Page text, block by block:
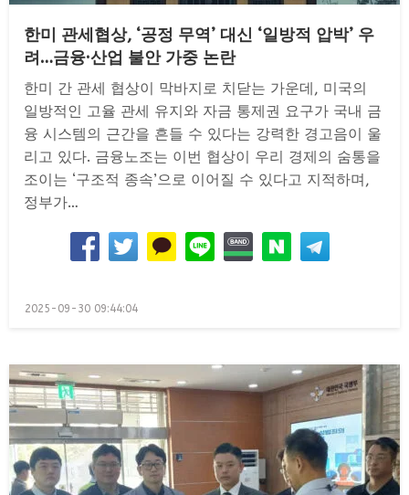
한미 관세협상, ‘공정 무역’ 대신 ‘일방적 압박’ 우
려…금융·산업 불안 가중 논란
한미 간 관세 협상이 막바지로 치닫는 가운데, 미국의
일방적인 고율 관세 유지와 자금 통제권 요구가 국내 금
융 시스템의 근간을 흔들 수 있다는 강력한 경고음이 울
리고 있다. 금융노조는 이번 협상이 우리 경제의 숨통을
조이는 ‘구조적 종속’으로 이어질 수 있다고 지적하며,
정부가…
Posted
2025-09-30 09:44:04